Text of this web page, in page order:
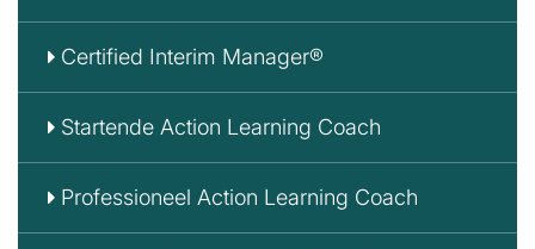
Certified Interim Manager®
Startende Action Learning Coach
Professioneel Action Learning Coach